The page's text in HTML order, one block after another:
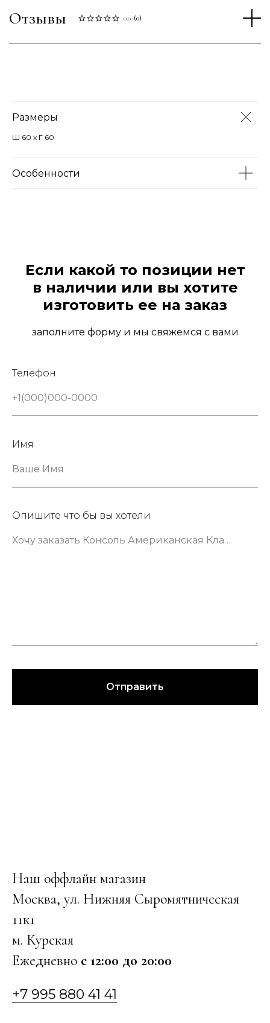
Отзывы 0.0 (0)
Размеры
Ш 60 х Г 60
Особенности
Если какой то позиции нет
в наличии или вы хотите
изготовить ее на заказ
заполните форму и мы свяжемся с вами
Телефон
+1(000)000-0000
Имя
Ваше Имя
Опишите что бы вы хотели
Хочу заказать Консоль Американская Классика шириной 133 сантиметра в зеленом цвете
Отправить
Наш оффлайн магазин
Москва, ул. Нижняя Сыромятническая
11к1
м. Курская
Ежедневно с 12:00 до 20:00
+7 995 880 41 41